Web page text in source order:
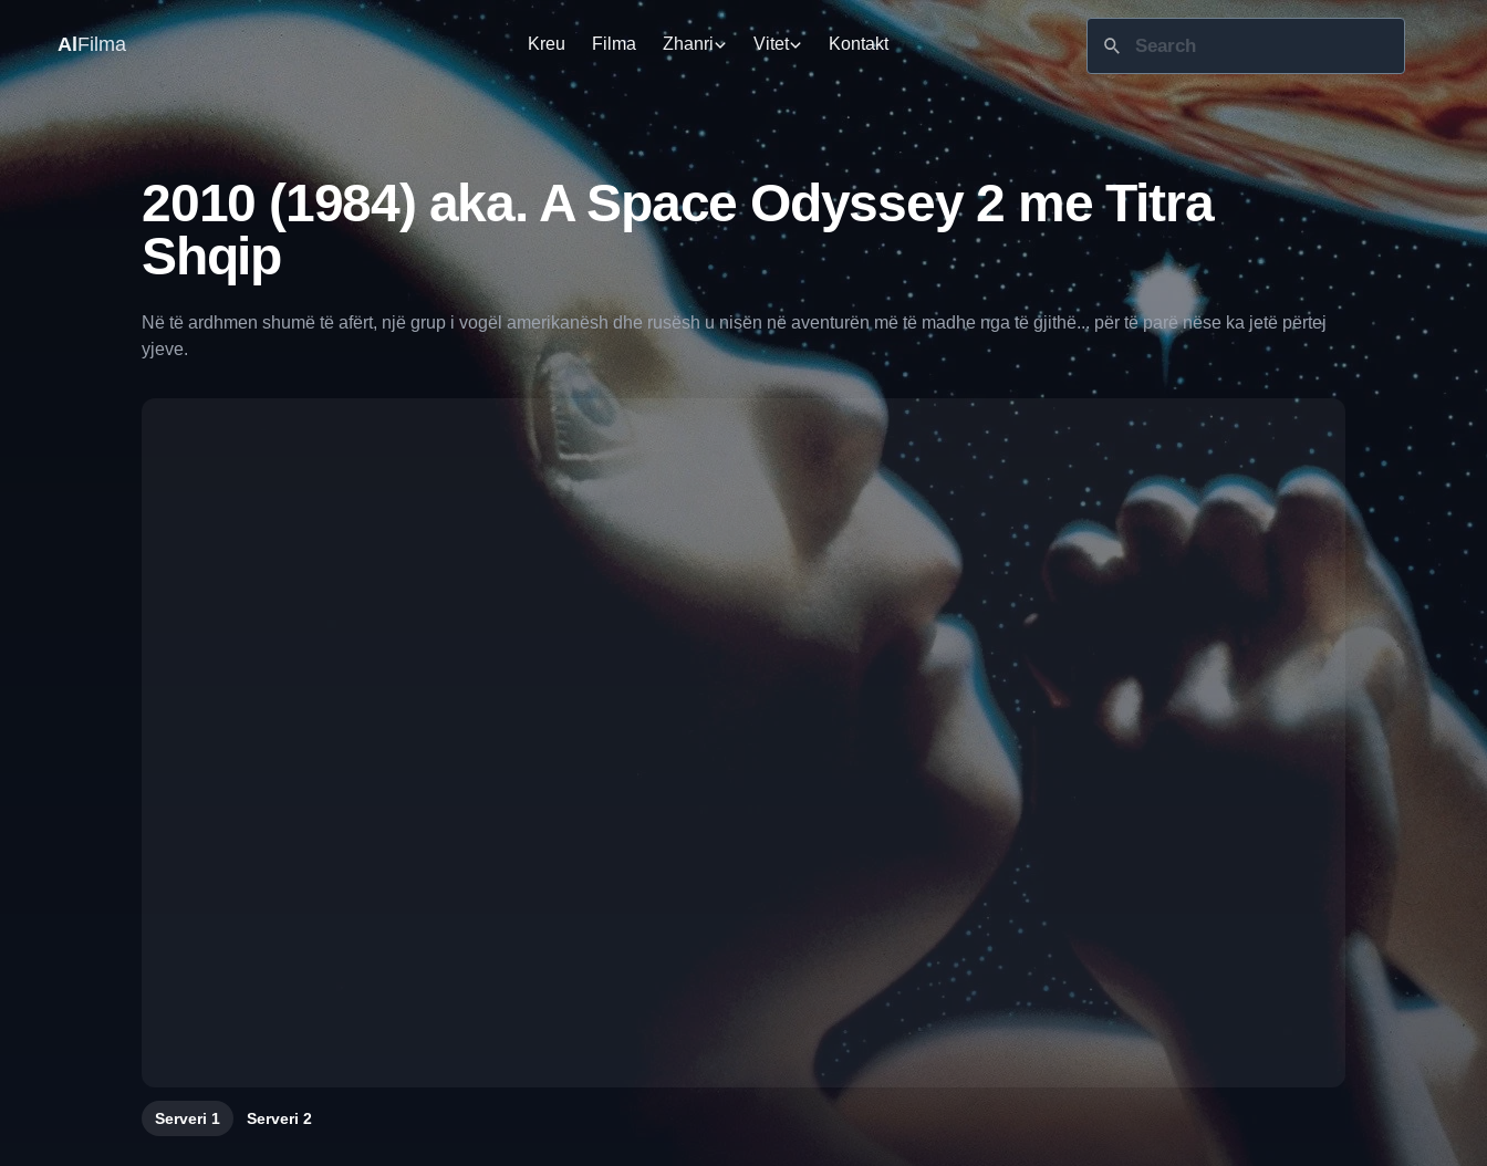
AlFilma Kreu Filma Zhanri Vitet Kontakt
2010 (1984) aka. A Space Odyssey 2 me Titra
Shqip
Në të ardhmen shumë të afërt, një grup i vogël amerikanësh dhe rusësh u nisën në aventurën më të madhe nga të gjithë... për të parë nëse ka jetë përtej
yjeve.
Serveri 1 Serveri 2